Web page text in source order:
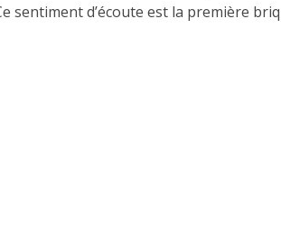
sentiment d’écoute est la première